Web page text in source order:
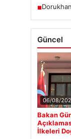
■Dorukhan
Güncel
06/08/
Bakan
İlkeleri